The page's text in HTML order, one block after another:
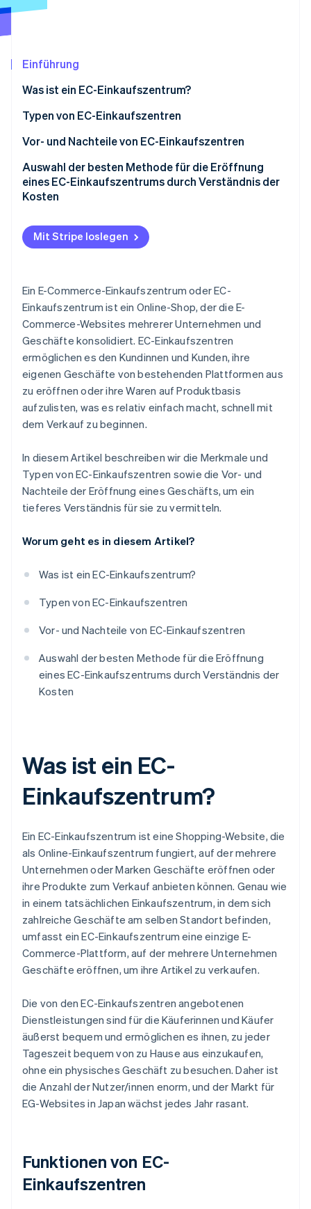
Climate
CO₂-Entnahme
Identity
Stripe-Sessions 2026
Einführung
Was ist ein EC-Einkaufszentrum?
Funktionen von EC-Einkaufszentren
Unterschiede zwischen EC-Einkaufszentren und
Es ist wichtig, die Besonderheiten der einzelnen EG-
Versandhändler zu verstehen
Typen von EC-Einkaufszentren
Marktplatz-EC-Einkaufszentrum
EC-Einkaufszentrum mit Mietern
EC-Einkaufszentrum mit integriertem Management
Vor- und Nachteile von EC-Einkaufszentren
Vorteile von EC-Einkaufszentren
Nachteile von EC-Einkaufszentren
Auswahl der besten Methode für die Eröffnung
eines EC-Einkaufszentrums durch Verständnis der
Kosten
Mit Stripe loslegen
Ein E-Commerce-Einkaufszentrum oder EC-
Einkaufszentrum ist ein Online-Shop, der die E-
Commerce-Websites mehrerer Unternehmen und
Geschäfte konsolidiert. EC-Einkaufszentren
ermöglichen es den Kundinnen und Kunden, ihre
eigenen Geschäfte von bestehenden Plattformen aus
zu eröffnen oder ihre Waren auf Produktbasis
aufzulisten, was es relativ einfach macht, schnell mit
dem Verkauf zu beginnen.
In diesem Artikel beschreiben wir die Merkmale und
Typen von EC-Einkaufszentren sowie die Vor- und
Nachteile der Eröffnung eines Geschäfts, um ein
tieferes Verständnis für sie zu vermitteln.
Worum geht es in diesem Artikel?
Was ist ein EC-Einkaufszentrum?
Typen von EC-Einkaufszentren
Vor- und Nachteile von EC-Einkaufszentren
Auswahl der besten Methode für die Eröffnung
eines EC-Einkaufszentrums durch Verständnis der
Kosten
Was ist ein EC-
Einkaufszentrum?
Ein EC-Einkaufszentrum ist eine Shopping-Website, die
als Online-Einkaufszentrum fungiert, auf der mehrere
Unternehmen oder Marken Geschäfte eröffnen oder
ihre Produkte zum Verkauf anbieten können. Genau wie
in einem tatsächlichen Einkaufszentrum, in dem sich
zahlreiche Geschäfte am selben Standort befinden,
umfasst ein EC-Einkaufszentrum eine einzige E-
Commerce-Plattform, auf der mehrere Unternehmen
Geschäfte eröffnen, um ihre Artikel zu verkaufen.
Die von den EC-Einkaufszentren angebotenen
Dienstleistungen sind für die Käuferinnen und Käufer
äußerst bequem und ermöglichen es ihnen, zu jeder
Tageszeit bequem von zu Hause aus einzukaufen,
ohne ein physisches Geschäft zu besuchen. Daher ist
die Anzahl der Nutzer/innen enorm, und der Markt für
EG-Websites in Japan wächst jedes Jahr rasant.
Funktionen von EC-
Einkaufszentren